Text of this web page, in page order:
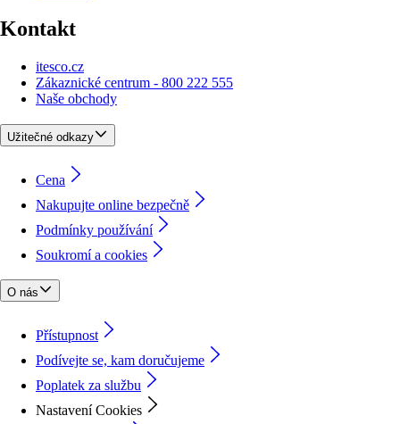
Kontakt
itesco.cz
Zákaznické centrum - 800 222 555
Naše obchody
Užitečné odkazy
Cena
Nakupujte online bezpečně
Podmínky používání
Soukromí a cookies
O nás
Přístupnost
Podívejte se, kam doručujeme
Poplatek za službu
Nastavení Cookies